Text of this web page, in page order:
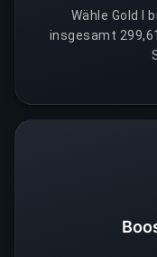
Wähle Gold I
insgesamt